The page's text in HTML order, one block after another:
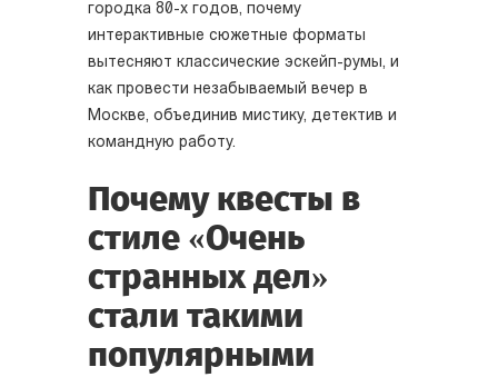
городка 80-х годов, почему
интерактивные сюжетные форматы
вытесняют классические эскейп-румы, и
как провести незабываемый вечер в
Москве, объединив мистику, детектив и
командную работу.
Почему квесты в
стиле «Очень
странных дел»
стали такими
популярными